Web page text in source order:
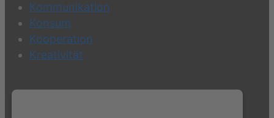
Kommunikation
Konsum
Kooperation
Kreativität